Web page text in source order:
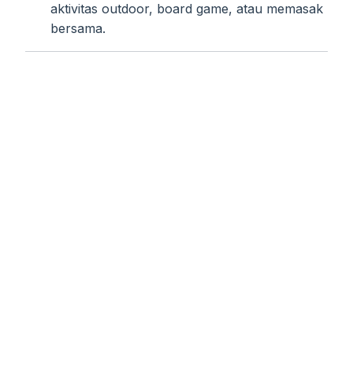
aktivitas outdoor, board game, atau memasak
bersama.